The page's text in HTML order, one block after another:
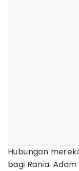
Hubungan
bagi Rania.